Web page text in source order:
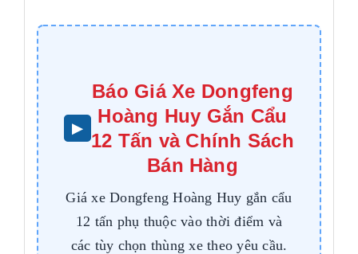
Báo Giá Xe Dongfeng
Hoàng Huy Gắn Cẩu
12 Tấn và Chính Sách
Bán Hàng
Giá xe Dongfeng Hoàng Huy gắn cẩu
12 tấn phụ thuộc vào thời điểm và
các tùy chọn thùng xe theo yêu cầu.